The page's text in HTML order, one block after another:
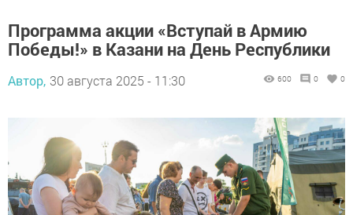
Программа акции «Вступай в Армию
Победы!» в Казани на День Республики
Автор, 30 августа 2025 - 11:30 600 0 0